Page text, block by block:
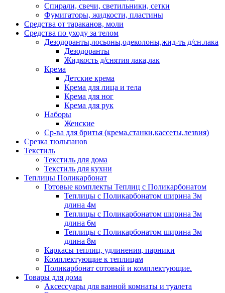
Спирали, свечи, светильники, сетки
Фумигаторы, жидкости, пластины
Средства от тараканов, моли
Средства по уходу за телом
Дезодоранты,лосьоны,одеколоны,жид-ть д/сн.лака
Дезодоранты
Жидкость д/снятия лака,лак
Крема
Детские крема
Крема для лица и тела
Крема для ног
Крема для рук
Наборы
Женские
Ср-ва для бритья (крема,станки,кассеты,лезвия)
Срезка тюльпанов
Текстиль
Текстиль для дома
Текстиль для кухни
Теплицы Поликарбонат
Готовые комплекты Теплиц с Поликарбонатом
Теплицы с Поликарбонатом ширина 3м
длина 4м
Теплицы с Поликарбонатом ширина 3м
длина 6м
Теплицы с Поликарбонатом ширина 3м
длина 8м
Каркасы теплиц, удлинения, парники
Комплектующие к теплицам
Поликарбонат сотовый и комплектующие.
Товары для дома
Аксессуары для ванной комнаты и туалета